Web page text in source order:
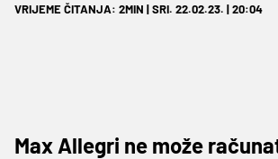
VRIJEME ČITANJA: 2MIN | SRI. 22.02.23. | 20:04
Max Allegri ne može